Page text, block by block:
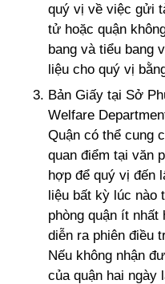
quý vị về việc gửi
tử hoặc quận
bang và tiểu bang
liệu cho quý vị
Bản Giấy tại Sở
Welfare
Quận có thể cung
quan điểm tại văn
hợp để quý vị đến
liệu bất kỳ lúc nào
phòng quận ít
diễn ra phiên điều
Nếu không nhận
của quận hai ngày